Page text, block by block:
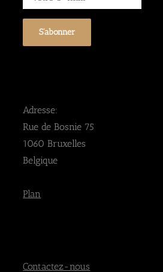
Adresse:
Rue de Bosnie 75
1060 Bruxelles
Belgique
Plan
Contactez-nous